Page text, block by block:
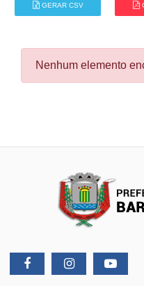
GERAR CSV
Nenhum elemento